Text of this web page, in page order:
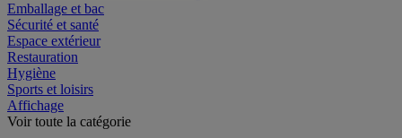
Emballage et bac
Sécurité et santé
Espace extérieur
Restauration
Hygiène
Sports et loisirs
Affichage
Voir toute la catégorie